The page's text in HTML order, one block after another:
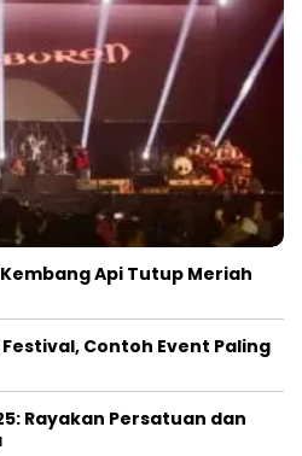
Api Tutup Meriah
Contoh Event Paling
Rayakan Persatuan dan